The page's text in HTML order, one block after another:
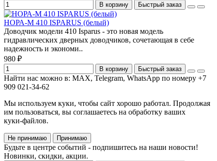
В корзину Быстрый заказ
НОРА-М 410 ISPARUS (белый)
Доводчик модели 410 Isparus - это новая модель
гидравлических дверных доводчиков, сочетающая в себе
надежность и экономи..
980 ₽
В корзину Быстрый заказ
Найти нас можно в: MAX, Telegram, WhatsApp по номеру +7
909 021-34-62
Мы используем куки, чтобы сайт хорошо работал. Продолжая
им пользоваться, вы соглашаетесь на обработку ваших
куки‑файлов.
Не принимаю Принимаю
Будьте в центре событий - подпишитесь на наши новости!
Новинки, скидки, акции.